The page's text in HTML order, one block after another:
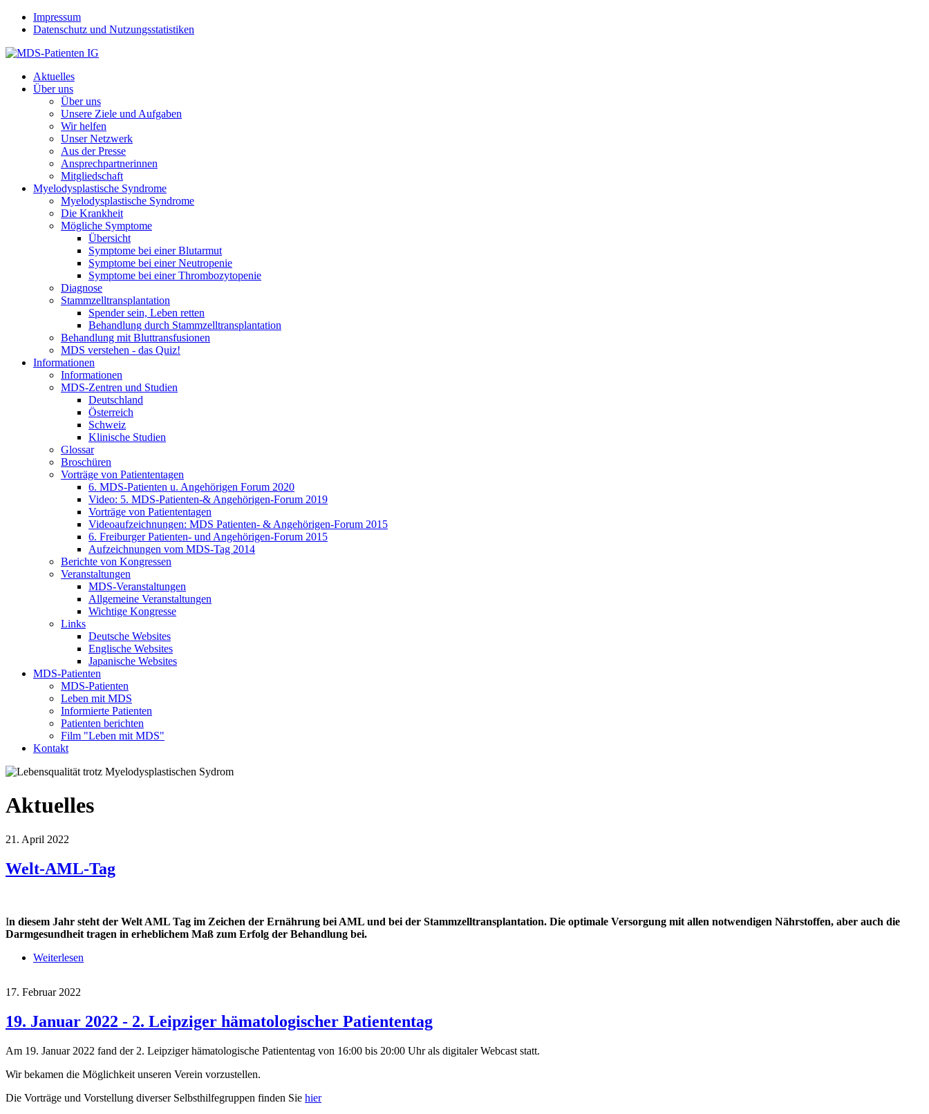
Jump to navigation
Impressum
Datenschutz und Nutzungsstatistiken
Aktuelles
Über uns
Über uns
Unsere Ziele und Aufgaben
Wir helfen
Unser Netzwerk
Aus der Presse
Ansprechpartnerinnen
Mitgliedschaft
Myelodysplastische Syndrome
Myelodysplastische Syndrome
Die Krankheit
Mögliche Symptome
Übersicht
Symptome bei einer Blutarmut
Symptome bei einer Neutropenie
Symptome bei einer Thrombozytopenie
Diagnose
Stammzelltransplantation
Spender sein, Leben retten
Behandlung durch Stammzelltransplantation
Behandlung mit Bluttransfusionen
MDS verstehen - das Quiz!
Informationen
Informationen
MDS-Zentren und Studien
Deutschland
Österreich
Schweiz
Klinische Studien
Glossar
Broschüren
Vorträge von Patiententagen
6. MDS-Patienten u. Angehörigen Forum 2020
Video: 5. MDS-Patienten-& Angehörigen-Forum 2019
Vorträge von Patiententagen
Videoaufzeichnungen: MDS Patienten- & Angehörigen-Forum 2015
6. Freiburger Patienten- und Angehörigen-Forum 2015
Aufzeichnungen vom MDS-Tag 2014
Berichte von Kongressen
Veranstaltungen
MDS-Veranstaltungen
Allgemeine Veranstaltungen
Wichtige Kongresse
Links
Deutsche Websites
Englische Websites
Japanische Websites
MDS-Patienten
MDS-Patienten
Leben mit MDS
Informierte Patienten
Patienten berichten
Film "Leben mit MDS"
Kontakt
Aktuelles
21. April 2022
Welt-AML-Tag
In diesem Jahr steht der Welt AML Tag im Zeichen der Ernährung bei AML und bei der Stammzelltransplantation. Die optimale Versorgung mit allen notwendigen Nährstoffen, aber auch die
Darmgesundheit tragen in erheblichem Maß zum Erfolg der Behandlung bei.
Weiterlesen
17. Februar 2022
19. Januar 2022 - 2. Leipziger hämatologischer Patiententag
Am 19. Januar 2022 fand der 2. Leipziger hämatologische Patiententag von 16:00 bis 20:00 Uhr als digitaler Webcast statt.
Wir bekamen die Möglichkeit unseren Verein vorzustellen.
Die Vorträge und Vorstellung diverser Selbsthilfegruppen finden Sie hier